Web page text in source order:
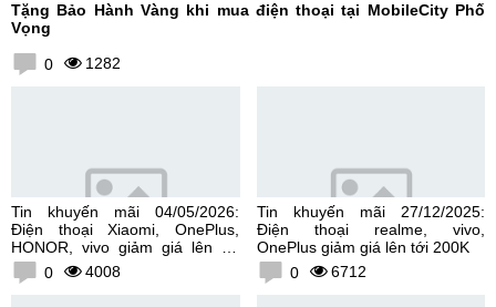
Tặng Bảo Hành Vàng khi mua điện thoại tại MobileCity Phố
Vọng
0 1282
Tin khuyến mãi 04/05/2026:
Điện thoại Xiaomi, OnePlus,
HONOR, vivo giảm giá lên tới
300K0 4008
Tin khuyến mãi 27/12/2025:
Điện thoại realme, vivo,
OnePlus giảm giá lên tới 200K
0
6712